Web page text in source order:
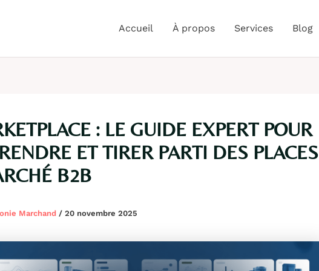
Accueil À propos Services Blog
: LE GUIDE EXPERT POUR
ET TIRER PARTI DES PLACES
B2B
Marchand / 20 novembre 2025